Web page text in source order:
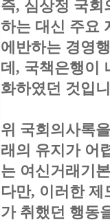
즉, 심상정 국회
하는 대신 주요
에반하는 경영
데, 국책은행이
화하였던 것입
위 국회의사록
래의 유지가 어
는 여신거래기
다만, 이러한
가 취했던 행동